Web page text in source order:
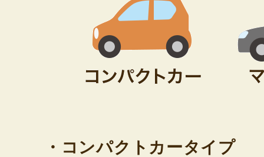
・コンパクトカータイプ